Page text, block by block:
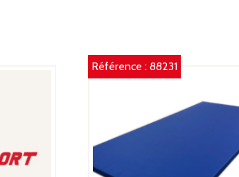
Référence : 88231